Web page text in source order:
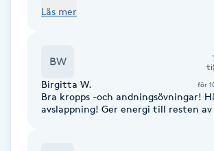
Färgning
Föning
Läs mer
BW
Birgitta W. för
Bra kropps -och andningsövningar!
avslappning! Ger energi till resten av